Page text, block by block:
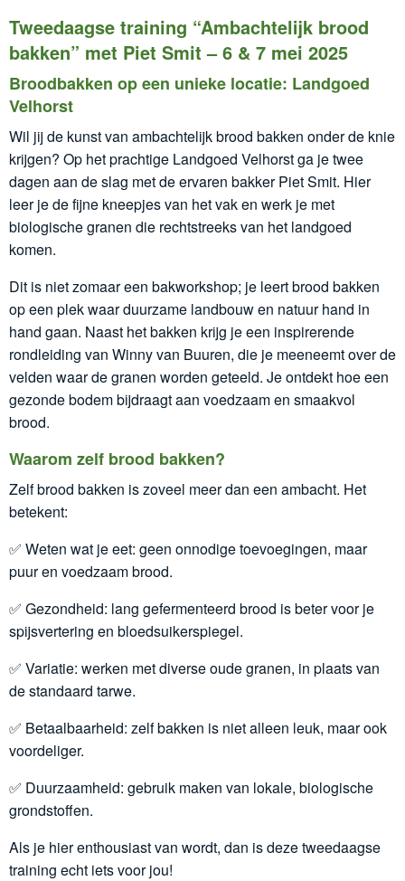
Tweedaagse training “Ambachtelijk brood
bakken” met Piet Smit – 6 & 7 mei 2025
Broodbakken op een unieke locatie: Landgoed
Velhorst
Wil jij de kunst van ambachtelijk brood bakken onder de knie
krijgen? Op het prachtige Landgoed Velhorst ga je twee
dagen aan de slag met de ervaren bakker Piet Smit. Hier
leer je de fijne kneepjes van het vak en werk je met
biologische granen die rechtstreeks van het landgoed
komen.
Dit is niet zomaar een bakworkshop; je leert brood bakken
op een plek waar duurzame landbouw en natuur hand in
hand gaan. Naast het bakken krijg je een inspirerende
rondleiding van Winny van Buuren, die je meeneemt over de
velden waar de granen worden geteeld. Je ontdekt hoe een
gezonde bodem bijdraagt aan voedzaam en smaakvol
brood.
Waarom zelf brood bakken?
Zelf brood bakken is zoveel meer dan een ambacht. Het
betekent:
✅ Weten wat je eet: geen onnodige toevoegingen, maar
puur en voedzaam brood.
✅ Gezondheid: lang gefermenteerd brood is beter voor je
spijsvertering en bloedsuikerspiegel.
✅ Variatie: werken met diverse oude granen, in plaats van
de standaard tarwe.
✅ Betaalbaarheid: zelf bakken is niet alleen leuk, maar ook
voordeliger.
✅ Duurzaamheid: gebruik maken van lokale, biologische
grondstoffen.
Als je hier enthousiast van wordt, dan is deze tweedaagse
training echt iets voor jou!